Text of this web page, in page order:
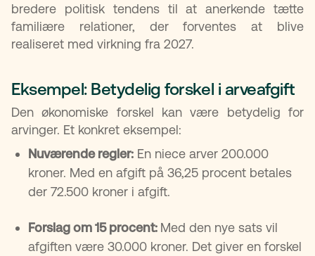
bredere politisk tendens til at anerkende tætte
familiære relationer, der forventes at blive
realiseret med virkning fra 2027.
Eksempel: Betydelig forskel i arveafgift
Den økonomiske forskel kan være betydelig for
arvinger. Et konkret eksempel:
Nuværende regler: En niece arver 200.000
kroner. Med en afgift på 36,25 procent betales
der 72.500 kroner i afgift.
Forslag om 15 procent: Med den nye sats vil
afgiften være 30.000 kroner. Det giver en forskel